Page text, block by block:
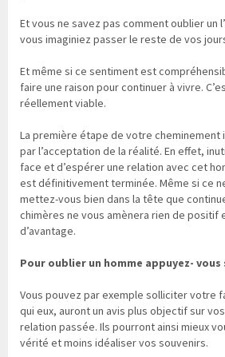
Et vous ne savez pas comment oublier un
vous imaginiez passer le reste de vos
Et même si ce sentiment est
faire une raison pour continuer à vivre.
réellement viable.
La première étape de votre
par l’acceptation de la réalité. En effet,
face et d’espérer une relation avec cet
est définitivement terminée. Même si ce
mettez-vous bien dans la tête que
chimères ne vous amènera rien de positif
d’avantage.
Pour oublier un homme appuyez- vous
Vous pouvez par exemple solliciter votre
qui eux, auront un avis plus objectif sur
relation passée. Ils pourront ainsi mieux
vérité et moins idéaliser vos souvenirs.